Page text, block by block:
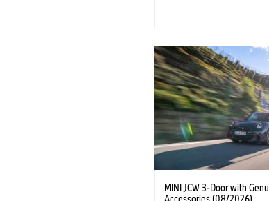
MINI JCW 3-Door with